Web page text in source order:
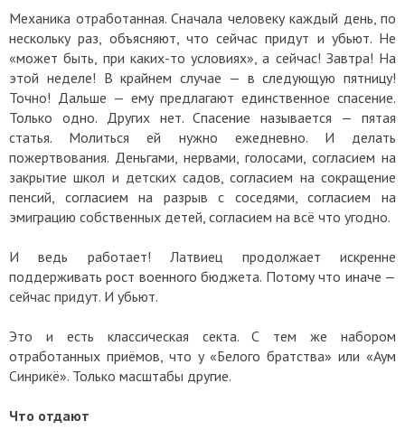
Механика отработанная. Сначала человеку каждый день, по
нескольку раз, объясняют, что сейчас придут и убьют. Не
«может быть, при каких-то условиях», а сейчас! Завтра! На
этой неделе! В крайнем случае — в следующую пятницу!
Точно! Дальше — ему предлагают единственное спасение.
Только одно. Других нет. Спасение называется — пятая
статья. Молиться ей нужно ежедневно. И делать
пожертвования. Деньгами, нервами, голосами, согласием на
закрытие школ и детских садов, согласием на сокращение
пенсий, согласием на разрыв с соседями, согласием на
эмиграцию собственных детей, согласием на всё что угодно.
И ведь работает! Латвиец продолжает искренне
поддерживать рост военного бюджета. Потому что иначе —
сейчас придут. И убьют.
Это и есть классическая секта. С тем же набором
отработанных приёмов, что у «Белого братства» или «Аум
Синрикё». Только масштабы другие.
Что отдают